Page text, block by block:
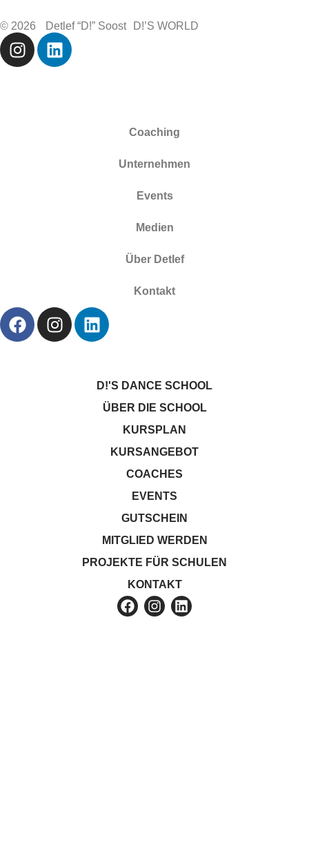
© 2026 Detlef “D!” Soost D!’S WORLD
Coaching
Unternehmen
Events
Medien
Über Detlef
Kontakt
D!'S DANCE SCHOOL
ÜBER DIE SCHOOL
KURSPLAN
KURSANGEBOT
COACHES
EVENTS
GUTSCHEIN
MITGLIED WERDEN
PROJEKTE FÜR SCHULEN
KONTAKT